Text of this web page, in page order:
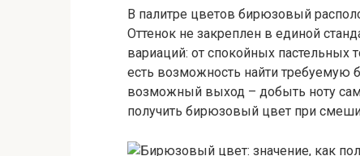
В палитре цветов бирюзовый
Оттенок не закреплен в единой
вариаций: от спокойных
есть возможность найти требуемую
возможный выход – добыть ноту
получить бирюзовый цвет при